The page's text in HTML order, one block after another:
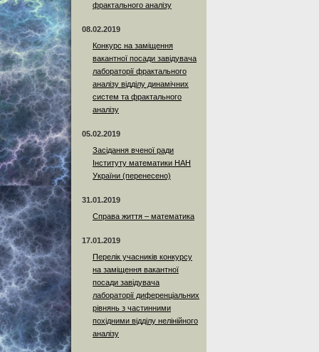
фрактального аналізу
08.02.2019
Конкурс на заміщення
вакантної посади завідувача
лабораторії фрактального
аналізу відділу динамічних
систем та фрактального
аналізу
05.02.2019
Засідання вченої ради
Інституту математики НАН
України (перенесено)
31.01.2019
Справа життя – математика
17.01.2019
Перелік учасників конкурсу
на заміщення вакантної
посади завідувача
лабораторії диференціальних
рівнянь з частинними
похідними відділу нелінійного
аналізу